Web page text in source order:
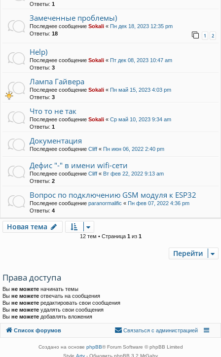
Ответы: 1
Замеченные проблемы)
Последнее сообщение Sokali « Пн дек 18, 2023 12:35 pm
Ответы: 18 1 2
Help)
Последнее сообщение Sokali « Пт дек 08, 2023 10:47 am
Ответы: 3
Лампа Гайвера
Последнее сообщение Sokali « Пн май 15, 2023 4:03 pm
Ответы: 3
Что то не так
Последнее сообщение Sokali « Ср май 10, 2023 9:34 am
Ответы: 1
Документация
Последнее сообщение Cliff « Пн июн 06, 2022 2:40 pm
Дефис "-" в имени wifi-сети
Последнее сообщение Cliff « Вт фев 22, 2022 9:13 am
Ответы: 2
Вопрос по подключению GSM модуля к ESP32
Последнее сообщение paranormalific « Пн фев 07, 2022 4:36 pm
Ответы: 4
Новая тема
Новая тема
12 тем • Страница 1из 1
Перейти
Права доступа
Вы не можете начинать темы
Вы не можете отвечать на сообщения
Вы не можете редактировать свои сообщения
Вы не можете удалять свои сообщения
Вы не можете добавлять вложения
Список форумов
Связаться с
Связаться с администрацией
Создано на основе phpBB® Forum Software © phpBB Limited
Style Arty - Обновить phpBB 3.2 MrGaby